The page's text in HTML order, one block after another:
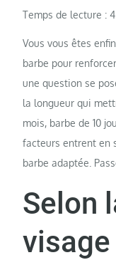
Temps de lecture :4
Vous vous êtes
barbe pour
une question se
la longueur qui
mois, barbe de 10
facteurs entrent en
barbe adaptée.
Selon
visage